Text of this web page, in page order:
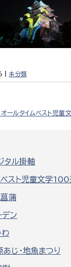
| 未分類
オールタイムベスト児童
タル掛軸
ベスト児童文学
菖蒲
デン
わ
じ・地魚まつり